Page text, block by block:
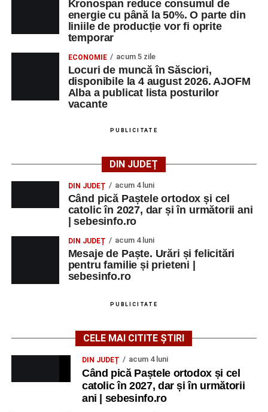
Kronospan reduce consumul de
energie cu până la 50%. O parte din
liniile de producție vor fi oprite
temporar
ECONOMIE acum 5 zile
Locuri de muncă în Săsciori,
disponibile la 4 august 2026. AJOFM
Alba a publicat lista posturilor
vacante
PUBLICITATE
DIN JUDEȚ
DIN JUDEȚ acum 4 luni
Când pică Paștele ortodox și cel
catolic în 2027, dar și în următorii ani
| sebesinfo.ro
DIN JUDEȚ acum 4 luni
Mesaje de Paște. Urări și felicitări
pentru familie și prieteni |
sebesinfo.ro
PUBLICITATE
CELE MAI CITITE ȘTIRI
DIN JUDEȚ acum 4 luni
Când pică Paștele ortodox și cel
catolic în 2027, dar și în următorii
ani | sebesinfo.ro